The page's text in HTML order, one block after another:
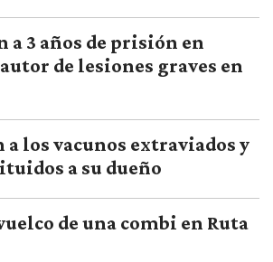
a 3 años de prisión en
de lesiones graves en
a los vacunos extraviados y
a su dueño
de una combi en Ruta